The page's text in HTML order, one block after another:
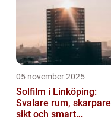
05 november 2025
Solfilm i Linköping:
Svalare rum, skarpare
sikt och smart